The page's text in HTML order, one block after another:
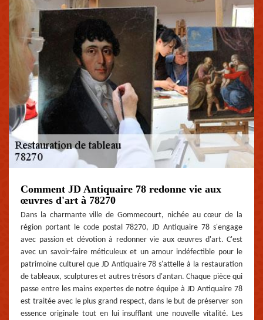
Comment JD Antiquaire 78 redonne vie aux
œuvres d'art à 78270
Dans la charmante ville de Gommecourt, nichée au cœur de la
région portant le code postal 78270, JD Antiquaire 78 s'engage
avec passion et dévotion à redonner vie aux œuvres d'art. C'est
avec un savoir-faire méticuleux et un amour indéfectible pour le
patrimoine culturel que JD Antiquaire 78 s'attelle à la restauration
de tableaux, sculptures et autres trésors d'antan. Chaque pièce qui
passe entre les mains expertes de notre équipe à JD Antiquaire 78
est traitée avec le plus grand respect, dans le but de préserver son
essence originale tout en lui insufflant une nouvelle vitalité. Les